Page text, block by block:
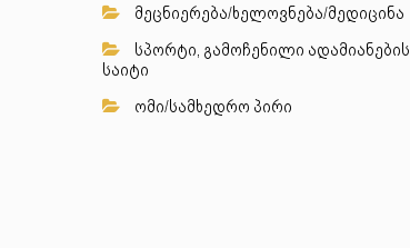
მეცნიერება/ხელოვნება/მედიცინა
სპორტი, გამოჩენილი ადამიანების
საიტი
ომი/სამხედრო პირი